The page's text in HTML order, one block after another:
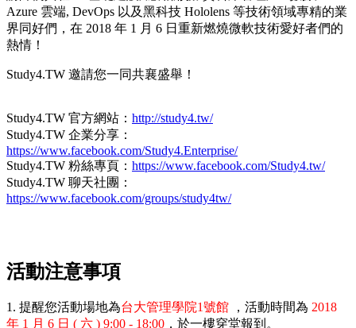
Azure 雲端, DevOps 以及黑科技 Hololens 等技術領域專精的業
界同好們，在 2018 年 1 月 6 日重新燃燒微軟技術愛好者們的
熱情！
Study4.TW 邀請您一同共襄盛舉！
Study4.TW 官方網站： http://study4.tw/
Study4.TW 企業分享：
https://www.facebook.com/Study4.Enterprise/
Study4.TW 粉絲專頁： https://www.facebook.com/Study4.tw/
Study4.TW 聊天社團：
https://www.facebook.com/groups/study4tw/
活動注意事項
1. 提醒您活動場地為台大管理學院1號館 ，活動時間為 2018
年 1 月 6 日 ( 六 ) 9:00 - 18:00 ，於一樓穿堂報到。